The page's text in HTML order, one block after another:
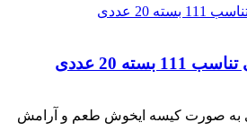
20 عددی
به صورت کیسه ایخوش طعم و آرامش